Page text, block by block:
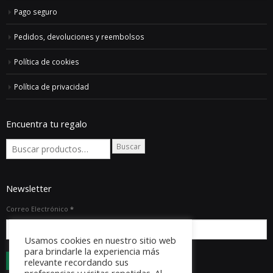
Pago seguro
Pedidos, devoluciones y reembolsos
Política de cookies
Política de privacidad
Encuentra tu regalo
Buscar
Newsletter
Correo Electrónico *
Usamos cookies en nuestro sitio web
para brindarle la experiencia más
relevante recordando sus